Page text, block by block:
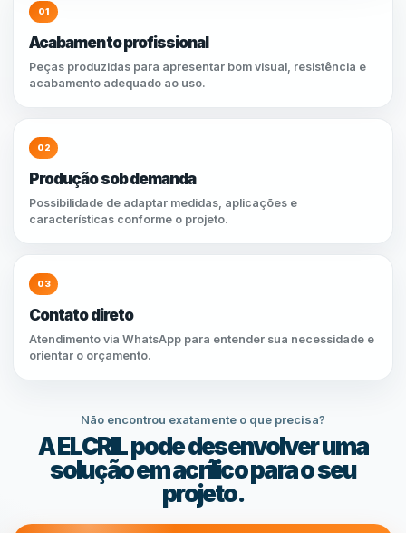
01
Acabamento profissional
Peças produzidas para apresentar bom visual, resistência e
acabamento adequado ao uso.
02
Produção sob demanda
Possibilidade de adaptar medidas, aplicações e
características conforme o projeto.
03
Contato direto
Atendimento via WhatsApp para entender sua necessidade e
orientar o orçamento.
Não encontrou exatamente o que precisa?
A ELCRIL pode desenvolver uma
solução em acrílico para o seu
projeto.